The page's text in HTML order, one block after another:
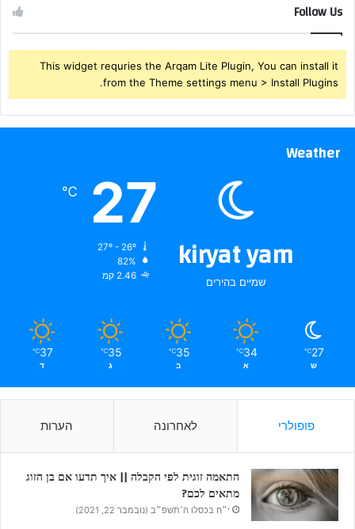
Follow Us
This widget requries the Arqam Lite Plugin, You can install it
from the Theme settings menu > Install Plugins.
Weather
kiryat yam
שמיים בהירים
27
℃
82%
2.46 קמ
27
℃
ש
34
℃
א
35
℃
ב
35
℃
ג
37
℃
ד
פופולרי לאחרונה הערות
התאמה זוגית לפי הקבלה || איך תדעו אם בן הזוג
מתאים לכם?
י״ח בכסלו ה׳תשפ״ב (נובמבר 22, 2021)